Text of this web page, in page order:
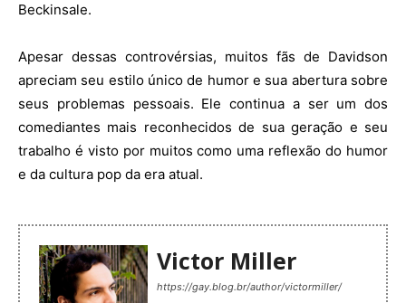
Beckinsale.
Apesar dessas controvérsias, muitos fãs de Davidson
apreciam seu estilo único de humor e sua abertura sobre
seus problemas pessoais. Ele continua a ser um dos
comediantes mais reconhecidos de sua geração e seu
trabalho é visto por muitos como uma reflexão do humor
e da cultura pop da era atual.
Victor Miller
https://gay.blog.br/author/victormiller/